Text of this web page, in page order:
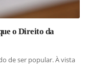
o Direito da
de ser popular. À vista